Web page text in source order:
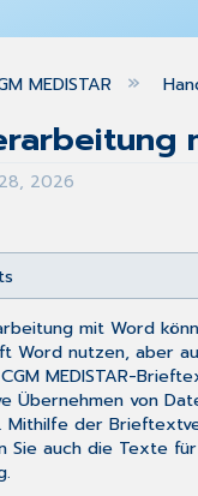
global
MEDISTAR
2026
mit Word
Word nutzen, aber
MEDISTAR-
Übernehmen von
Mithilfe der
Sie auch die Texte
.